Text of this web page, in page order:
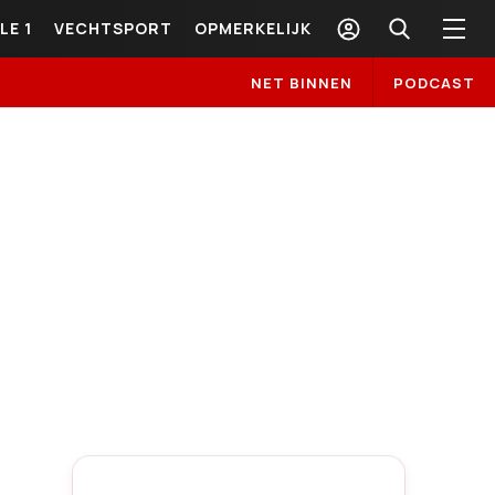
1 VECHTSPORT OPMERKELIJK
NET BINNEN PODCAST